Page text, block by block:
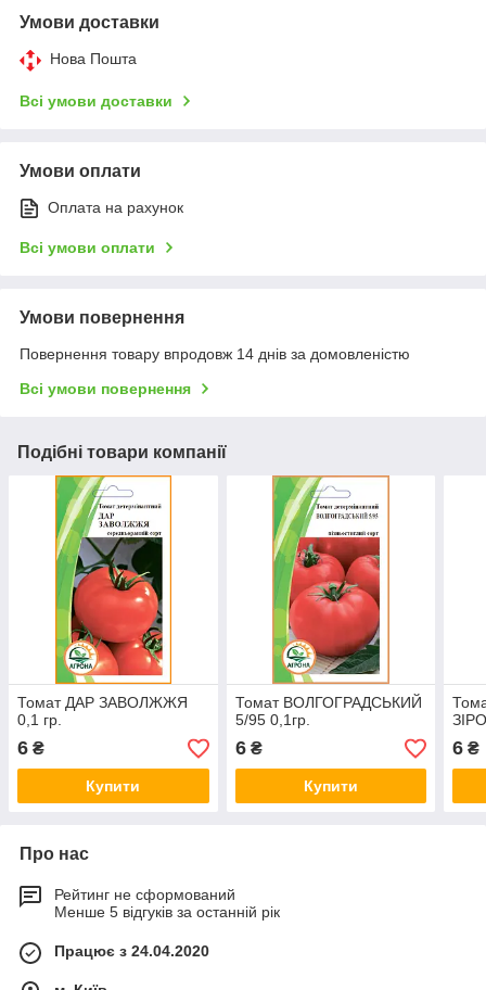
Умови доставки
Нова Пошта
Всі умови доставки
Умови оплати
Оплата на рахунок
Всі умови оплати
Умови повернення
Повернення товару впродовж 14 днів за домовленістю
Всі умови повернення
Подібні товари компанії
Томат ДАР ЗАВОЛЖЖЯ
0,1 гр.
6 ₴
Купити
Томат ВОЛГОГРАДСЬКИЙ
5/95 0,1гр.
6₴
Купити
6 ₴
Про нас
Рейтинг не сформований
Менше 5 відгуків за останній рік
Працює з 24.04.2020